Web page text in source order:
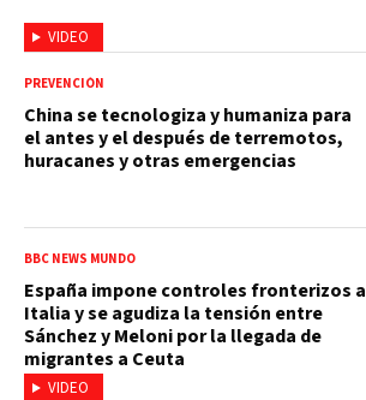
VIDEO
PREVENCIÓN
China se tecnologiza y humaniza para
el antes y el después de terremotos,
huracanes y otras emergencias
VIDEO
BBC NEWS MUNDO
España impone controles fronterizos a
Italia y se agudiza la tensión entre
Sánchez y Meloni por la llegada de
migrantes a Ceuta